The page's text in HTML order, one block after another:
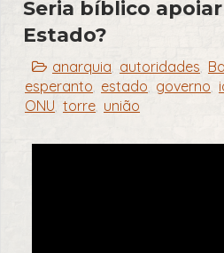
Seria bíblico
Estado?
anarquia, autoridades,
esperanto, estado, governo,
ONU, torre, união